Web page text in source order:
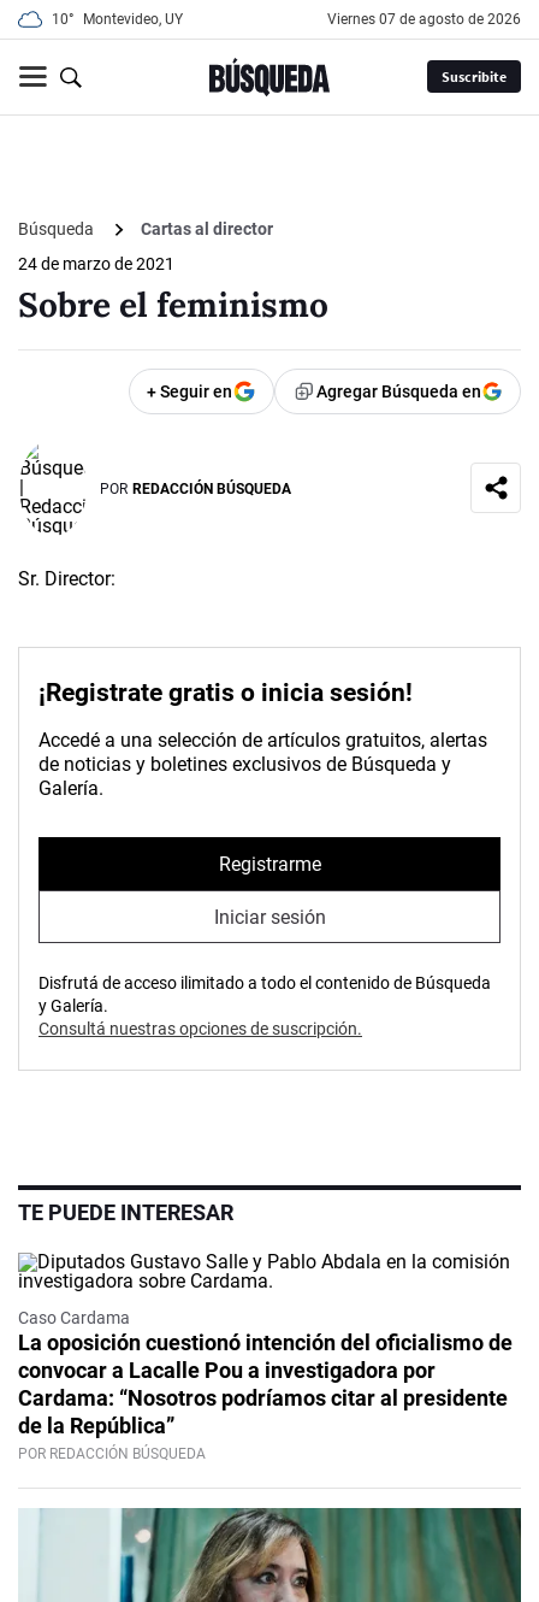
10° Montevideo, UY viernes 07 de agosto de 2026
Suscribite
Búsqueda
Cartas al director
24 de marzo de 2021
Sobre el feminismo
+ Seguir en Agregar Búsqueda en
POR REDACCIÓN BÚSQUEDA
Sr. Director:
¡Registrate gratis o inicia sesión!
Accedé a una selección de artículos gratuitos, alertas
de noticias y boletines exclusivos de Búsqueda y
Galería.
Registrarme
Iniciar sesión
Disfrutá de acceso ilimitado a todo el contenido de Búsqueda
y Galería.
Consultá nuestras opciones de suscripción.
TE PUEDE INTERESAR
Caso Cardama
La oposición cuestionó intención del oficialismo de
convocar a Lacalle Pou a investigadora por
Cardama: “Nosotros podríamos citar al presidente
de la República”
POR REDACCIÓN BÚSQUEDA